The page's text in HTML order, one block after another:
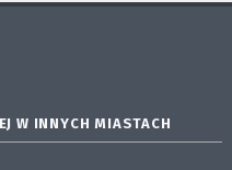
W INNYCH MIASTACH